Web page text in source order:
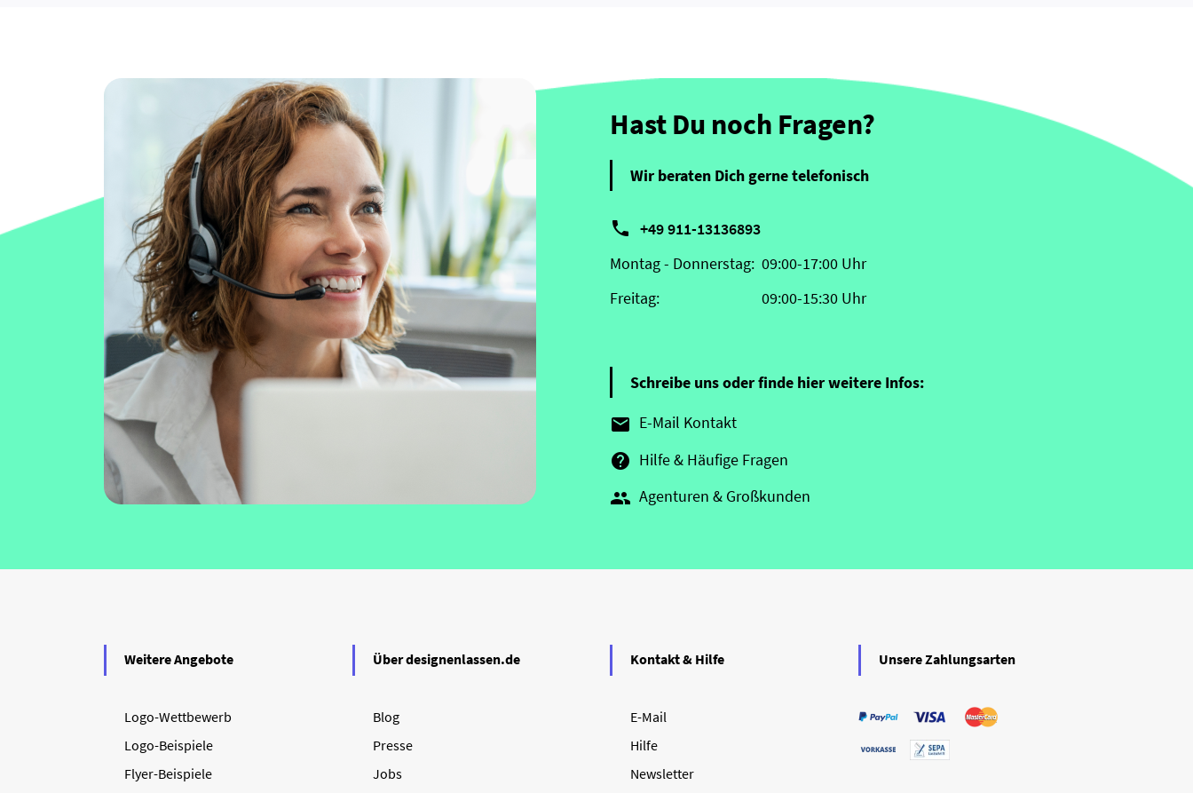
Hast Du noch Fragen?
Wir beraten Dich gerne telefonisch
 +49 911-13136893
Montag - Donnerstag:
Freitag:
09:00-17:00 Uhr
09:00-15:30 Uhr
Schreibe uns oder finde hier weitere Infos:
 E-Mail Kontakt
 Hilfe & Häufige Fragen
 Agenturen & Großkunden
Weitere Angebote
Logo-Wettbewerb
Logo-Beispiele
Flyer-Beispiele
Über designenlassen.de
Blog
Presse
Jobs
Kontakt & Hilfe
E-Mail
Hilfe
Newsletter
Unsere Zahlungsarten